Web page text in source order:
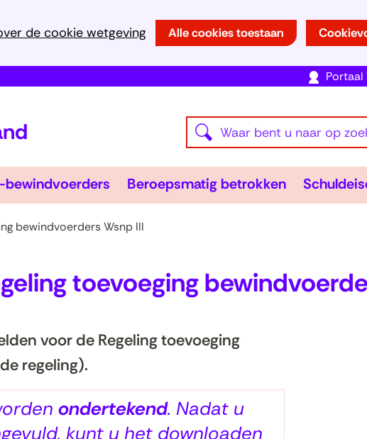
de cookie wetgeving
Alle cookies toestaan
Ga
naar
Portaal
k
Waar
bent
u
naar
op
bewindvoerders
Wsnp-
bewindvoerders
Uitklappen
Beroepsmatig betrokken
Beroepsmatig
betrokken
Uitklappen
bewindvoerders Wsnp III
toevoeging
voor de Regeling toevoeging
regeling).
ondertekend. Nadat u
kunt u het downloaden